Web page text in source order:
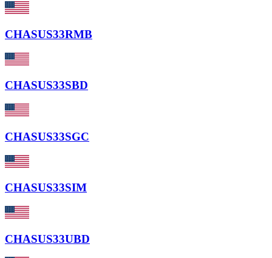
CHASUS33RMB
CHASUS33SBD
CHASUS33SGC
CHASUS33SIM
CHASUS33UBD